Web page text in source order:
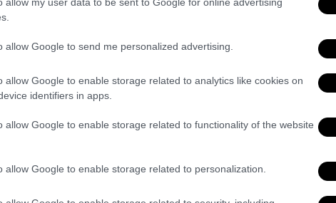
allow Google to send me personalized advertising.
allow Google to enable storage related to analytics like cookies on
identifiers in apps.
allow Google to enable storage related to functionality of the website
allow Google to enable storage related to personalization.